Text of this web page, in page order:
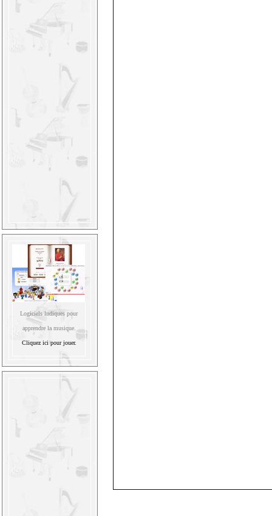
Logiciels ludiques pour
apprendre la musique.
Cliquez ici pour jouer.